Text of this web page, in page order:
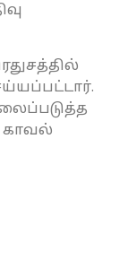
காவல்